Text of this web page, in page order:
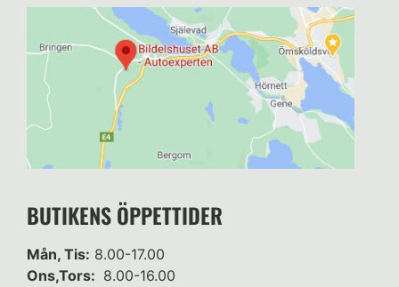
BUTIKENS ÖPPETTIDER
Mån, Tis: 8.00-17.00
Ons,Tors: 8.00-16.00